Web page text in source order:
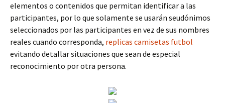
elementos o contenidos que permitan identificar a las
participantes, por lo que solamente se usarán seudónimos
seleccionados por las participantes en vez de sus nombres
reales cuando corresponda, replicas camisetas futbol
evitando detallar situaciones que sean de especial
reconocimiento por otra persona.